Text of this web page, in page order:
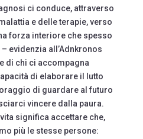
ci conduce, attraverso
e delle terapie, verso
forza interiore che spesso
evidenzia all’Adnkronos
di chi ci accompagna
di elaborare il lutto
di guardare al futuro
vincere dalla paura.
significa accettare che,
più le stesse persone: